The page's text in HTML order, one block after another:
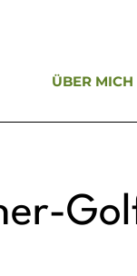
ÜBER MICH